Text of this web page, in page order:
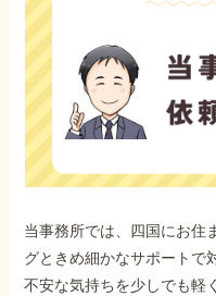
当事務所では、四国にお住
グときめ細かなサポートで
不安な気持ちを少しでも軽